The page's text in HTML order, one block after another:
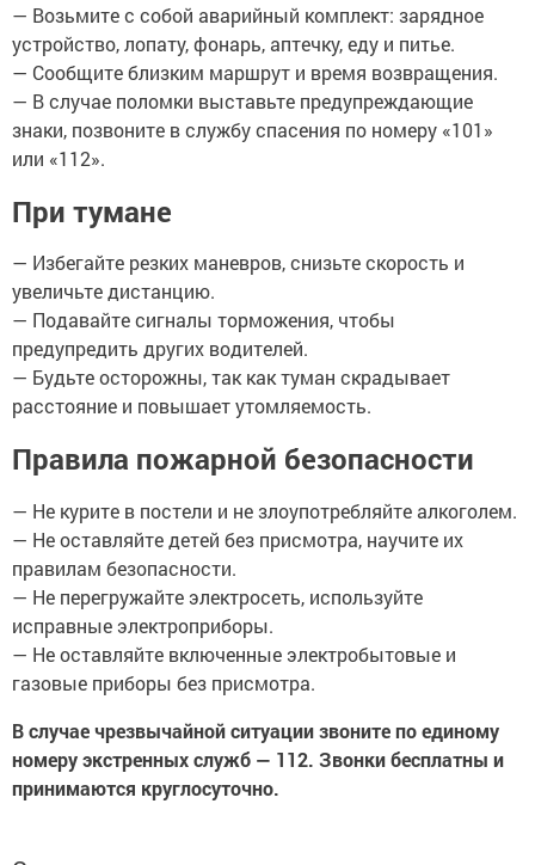
— Возьмите с собой аварийный комплект: зарядное
устройство, лопату, фонарь, аптечку, еду и питье.
— Сообщите близким маршрут и время возвращения.
— В случае поломки выставьте предупреждающие
знаки, позвоните в службу спасения по номеру «101»
или «112».
При тумане
— Избегайте резких маневров, снизьте скорость и
увеличьте дистанцию.
— Подавайте сигналы торможения, чтобы
предупредить других водителей.
— Будьте осторожны, так как туман скрадывает
расстояние и повышает утомляемость.
Правила пожарной безопасности
— Не курите в постели и не злоупотребляйте алкоголем.
— Не оставляйте детей без присмотра, научите их
правилам безопасности.
— Не перегружайте электросеть, используйте
исправные электроприборы.
— Не оставляйте включенные электробытовые и
газовые приборы без присмотра.
В случае чрезвычайной ситуации звоните по единому
номеру экстренных служб — 112. Звонки бесплатны и
принимаются круглосуточно.